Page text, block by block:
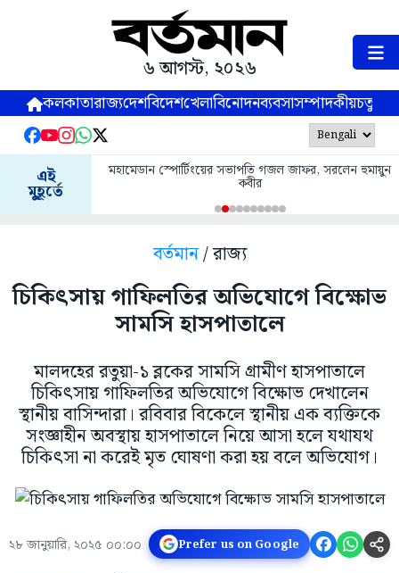
৬ আগস্ট, ২০২৬
কলকাতারাজ্যদেশবিদেশখেলাবিনোদনব্যবসাসম্পাদকীয়
এই
মুহূর্তে
মহামেডান স্পোর্টিংয়ের সভাপতি গজল জাফর, সরলেন হুমায়ুন
কবীর
বর্তমান/ রাজ্য
চিকিৎসায় গাফিলতির অভিযোগে বিক্ষোভ
সামসি হাসপাতালে
মালদহের রতুয়া-১ ব্লকের সামসি গ্রামীণ হাসপাতালে
চিকিৎসায় গাফিলতির অভিযোগে বিক্ষোভ দেখালেন
স্থানীয় বাসিন্দারা। রবিবার বিকেলে স্থানীয় এক ব্যক্তিকে
সংজ্ঞাহীন অবস্থায় হাসপাতালে নিয়ে আসা হলে যথাযথ
চিকিৎসা না করেই মৃত ঘোষণা করা হয় বলে অভিযোগ।
২৮ জানুয়ারি, ২০২৫ ০০:০০ Prefer us on Google